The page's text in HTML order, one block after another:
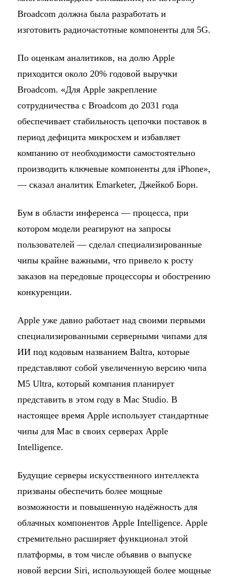
Broadcom должна была разработать и
изготовить радиочастотные компоненты для 5G.
По оценкам аналитиков, на долю Apple
приходится около 20% годовой выручки
Broadcom. «Для Apple закрепление
сотрудничества с Broadcom до 2031 года
обеспечивает стабильность цепочки поставок в
период дефицита микросхем и избавляет
компанию от необходимости самостоятельно
производить ключевые компоненты для iPhone»,
— сказал аналитик Emarketer, Джейкоб Борн.
Бум в области инференса — процесса, при
котором модели реагируют на запросы
пользователей — сделал специализированные
чипы крайне важными, что привело к росту
заказов на передовые процессоры и обострению
конкуренции.
Apple уже давно работает над своими первыми
специализированными серверными чипами для
ИИ под кодовым названием Baltra, которые
представляют собой увеличенную версию чипа
M5 Ultra, который компания планирует
представить в этом году в Mac Studio. В
настоящее время Apple использует стандартные
чипы для Mac в своих серверах Apple
Intelligence.
Будущие серверы искусственного интеллекта
призваны обеспечить более мощные
возможности и повышенную надёжность для
облачных компонентов Apple Intelligence. Apple
стремительно расширяет функционал этой
платформы, в том числе объявив о выпуске
новой версии Siri, использующей более мощные